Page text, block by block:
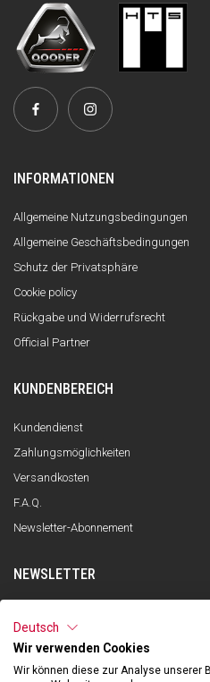
INFORMATIONEN
Allgemeine Nutzungsbedingungen
Allgemeine Geschäftsbedingungen
Schutz der Privatsphäre
Cookie policy
Rückgabe und Widerrufsrecht
Official Partner
KUNDENBEREICH
Kundendienst
Zahlungsmöglichkeiten
Versandkosten
F.A.Q.
Newsletter-Abonnement
NEWSLETTER
Ich habe die Datenschutzerklärung
Newsletter-Empfangs durch
Deutsch
Wir verwenden Cookies
Wir können diese zur Analyse unserer